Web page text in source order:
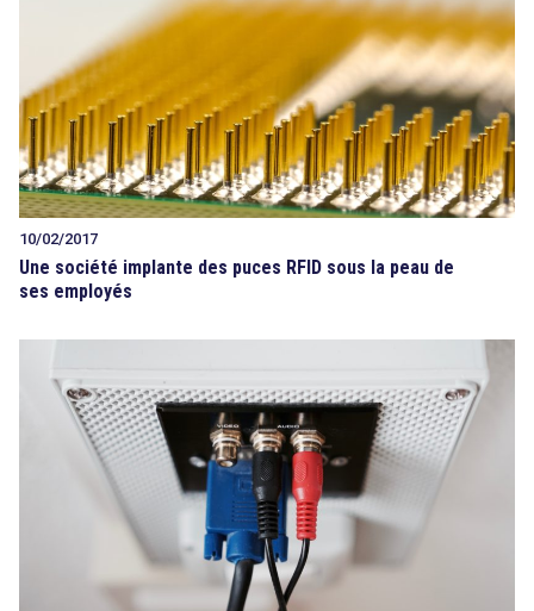
10/02/2017
Une société implante des puces RFID sous la peau de
ses employés